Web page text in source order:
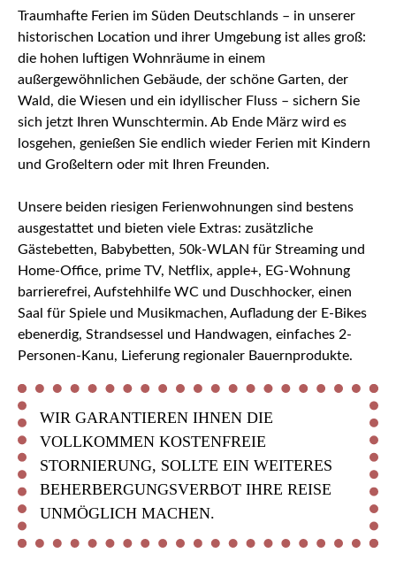
Traumhafte Ferien im Süden Deutschlands – in unserer
historischen Location und ihrer Umgebung ist alles groß:
die hohen luftigen Wohnräume in einem
außergewöhnlichen Gebäude, der schöne Garten, der
Wald, die Wiesen und ein idyllischer Fluss – sichern Sie
sich jetzt Ihren Wunschtermin. Ab Ende März wird es
losgehen, genießen Sie endlich wieder Ferien mit Kindern
und Großeltern oder mit Ihren Freunden.
Unsere beiden riesigen Ferienwohnungen sind bestens
ausgestattet und bieten viele Extras: zusätzliche
Gästebetten, Babybetten, 50k-WLAN für Streaming und
Home-Office, prime TV, Netflix, apple+, EG-Wohnung
barrierefrei, Aufstehhilfe WC und Duschhocker, einen
Saal für Spiele und Musikmachen, Aufladung der E-Bikes
ebenerdig, Strandsessel und Handwagen, einfaches 2-
Personen-Kanu, Lieferung regionaler Bauernprodukte.
WIR GARANTIEREN IHNEN DIE
VOLLKOMMEN KOSTENFREIE
STORNIERUNG, SOLLTE EIN WEITERES
BEHERBERGUNGSVERBOT IHRE REISE
UNMÖGLICH MACHEN.